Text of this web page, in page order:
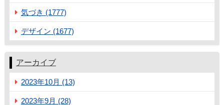
気づき (1777)
デザイン (1677)
アーカイブ
2023年10月 (13)
2023年9月 (28)